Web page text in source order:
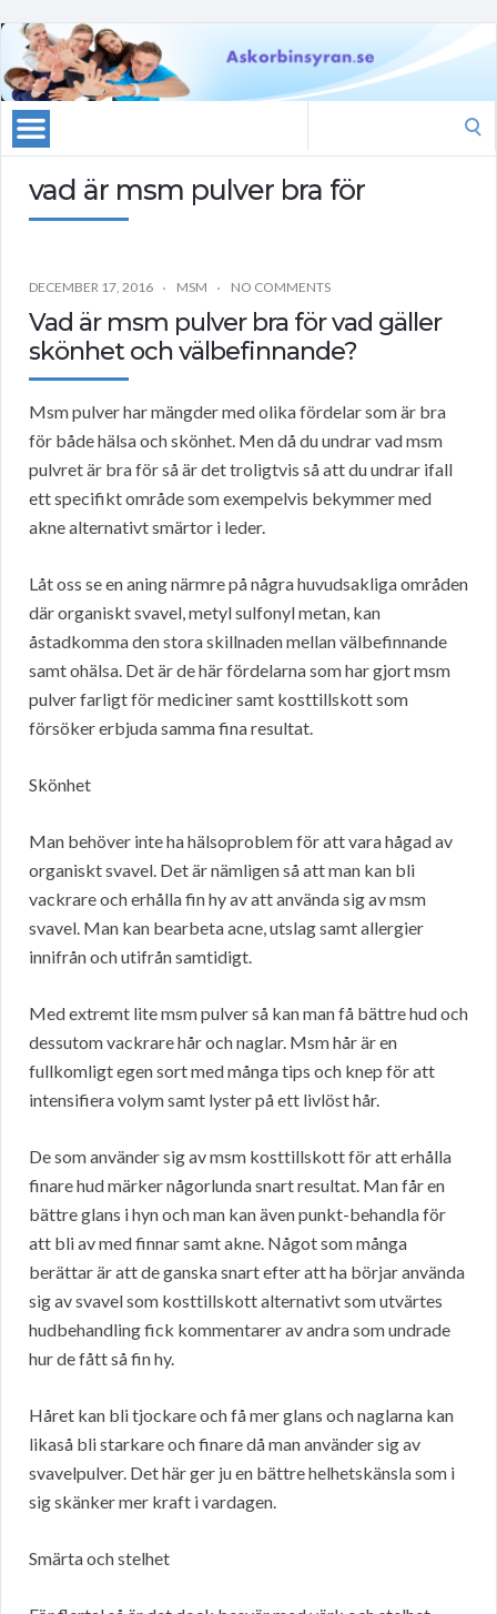
vad är msm pulver bra för
DECEMBER 17, 2016 MSM NO COMMENTS
Vad är msm pulver bra för vad gäller
skönhet och välbefinnande?
Msm pulver har mängder med olika fördelar som är bra
för både hälsa och skönhet. Men då du undrar vad msm
pulvret är bra för så är det troligtvis så att du undrar ifall
ett specifikt område som exempelvis bekymmer med
akne alternativt smärtor i leder.
Låt oss se en aning närmre på några huvudsakliga områden
där organiskt svavel, metyl sulfonyl metan, kan
åstadkomma den stora skillnaden mellan välbefinnande
samt ohälsa. Det är de här fördelarna som har gjort msm
pulver farligt för mediciner samt kosttillskott som
försöker erbjuda samma fina resultat.
Skönhet
Man behöver inte ha hälsoproblem för att vara hågad av
organiskt svavel. Det är nämligen så att man kan bli
vackrare och erhålla fin hy av att använda sig av msm
svavel. Man kan bearbeta acne, utslag samt allergier
innifrån och utifrån samtidigt.
Med extremt lite msm pulver så kan man få bättre hud och
dessutom vackrare hår och naglar. Msm hår är en
fullkomligt egen sort med många tips och knep för att
intensifiera volym samt lyster på ett livlöst hår.
De som använder sig av msm kosttillskott för att erhålla
finare hud märker någorlunda snart resultat. Man får en
bättre glans i hyn och man kan även punkt-behandla för
att bli av med finnar samt akne. Något som många
berättar är att de ganska snart efter att ha börjar använda
sig av svavel som kosttillskott alternativt som utvärtes
hudbehandling fick kommentarer av andra som undrade
hur de fått så fin hy.
Håret kan bli tjockare och få mer glans och naglarna kan
likaså bli starkare och finare då man använder sig av
svavelpulver. Det här ger ju en bättre helhetskänsla som i
sig skänker mer kraft i vardagen.
Smärta och stelhet